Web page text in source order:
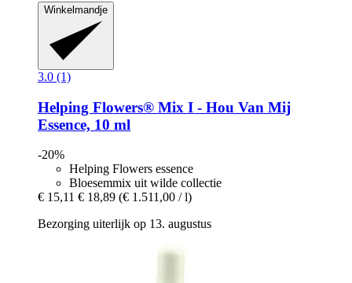
Winkelmandje
3.0 (1)
Helping Flowers® Mix I -​ Hou Van Mij
Essence, 10 ml
-20%
Helping Flowers essence
Bloesemmix uit wilde collectie
€ 15,11 € 18,89 (€ 1.511,00 / l)
Bezorging uiterlijk op 13. augustus